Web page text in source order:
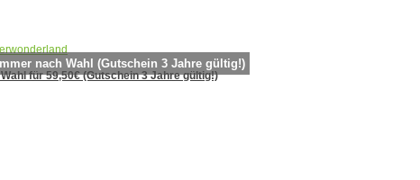
nach Wahl (Gutschein 3 Jahre gültig!)
für 59,50€ (Gutschein 3 Jahre gültig!)